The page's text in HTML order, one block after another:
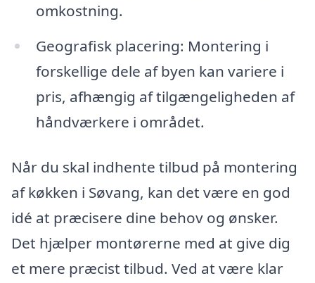
omkostning.
Geografisk placering: Montering i
forskellige dele af byen kan variere i
pris, afhængig af tilgængeligheden af
håndværkere i området.
Når du skal indhente tilbud på montering
af køkken i Søvang, kan det være en god
idé at præcisere dine behov og ønsker.
Det hjælper montørerne med at give dig
et mere præcist tilbud. Ved at være klar